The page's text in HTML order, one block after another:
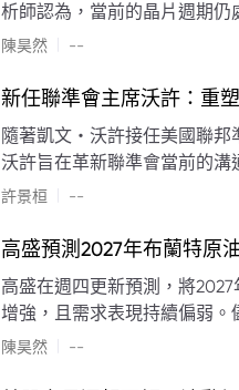
析師認為，當前的晶片週期仍
限的支撐下，價格預期將持續
陳昊然 --
新任聯準會主席沃許：重
隨著凱文・沃許接任美國聯
沃許旨在革新聯準會當前的溝
計畫重塑政策預期的發布方式
許景桓 --
高盛預測2027年布蘭特原
高盛在週四更新預測，將
增強，且需求表現持續偏弱。
蘭特原油均價為每桶90美元
陳昊然 --